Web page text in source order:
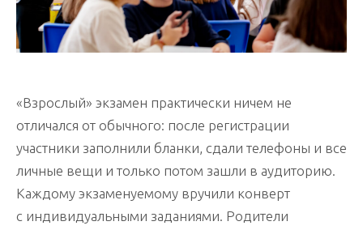
«Взрослый» экзамен практически ничем не
отличался от обычного: после регистрации
участники заполнили бланки, сдали телефоны и все
личные вещи и только потом зашли в аудиторию.
Каждому экзаменуемому вручили конверт
с индивидуальными заданиями. Родители